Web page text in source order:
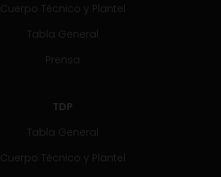
Cuerpo Técnico y Plantel
Tabla General
Prensa
TDP
Tabla General
Cuerpo Técnico y Plantel